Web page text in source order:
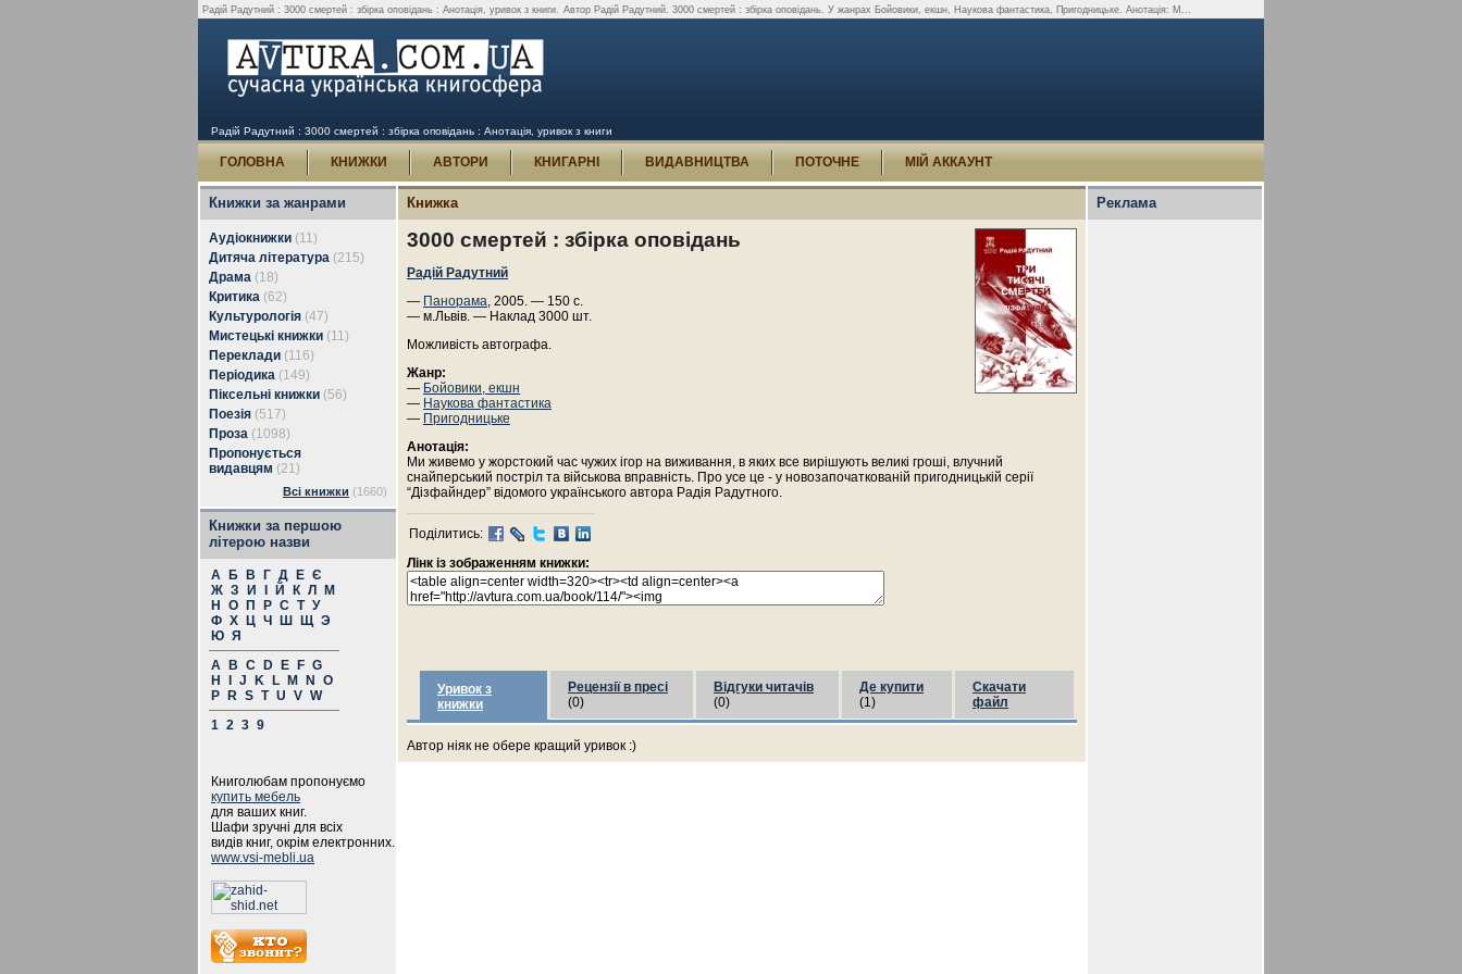
Радій Радутний : 3000 смертей : збірка оповідань : Анотація, уривок з книги. Автор Радій Радутний. 3000 смертей : збірка оповідань. У жанрах Бойовики, екшн, Наукова фантастика, Пригодницьке. Анотація: М...
Радій Радутний : 3000 смертей : збірка оповідань : Анотація, уривок з книги
ГОЛОВНА КНИЖКИ АВТОРИ КНИГАРНІ ВИДАВНИЦТВА ПОТОЧНЕ МІЙ АККАУНТ
Книжки за жанрами
Аудіокнижки (11)
Дитяча література (215)
Драма (18)
Критика (62)
Культурологія (47)
Мистецькі книжки (11)
Переклади (116)
Періодика (149)
Піксельні книжки (56)
Поезія (517)
Проза (1098)
Пропонується
видавцям (21)
Всі книжки (1660)
Книжки за першою
літерою назви
А Б В Г Д Е Є
Ж З И Й К Л
М
Н
О П Р С Т У
Ф Х Ц Ч Ш Щ Э
Ю Я
A
B C D E F G
H
J K L M N
O
P
R S T U V W
1 2 3 9
Книголюбам пропонуємо
купить мебель
для ваших книг.
Шафи зручні для всіх
видів книг, окрім електронних.
www.vsi-mebli.ua
Книжка
3000 смертей : збірка оповідань
Радій Радутний
— Панорама, 2005. — 150 с.
— м.Львів. — Наклад 3000 шт.
Можливість автографа.
Жанр:
— Бойовики, екшн
— Наукова фантастика
— Пригодницьке
Анотація:
Ми живемо у жорстокий час чужих ігор на виживання, в яких все вирішують великі гроші, влучний
снайперський постріл та військова вправність. Про усе це - у новозапочаткованій пригодницькій серії
“Дізфайндер” відомого українського автора Радія Радутного.
Поділитись:
Лінк із зображенням книжки:
Уривок з
книжки
Рецензії в пресі
(0)
Відгуки читачів
(0)
Де купити
(1)
Скачати
файл
Автор ніяк не обере кращий уривок :)
Реклама